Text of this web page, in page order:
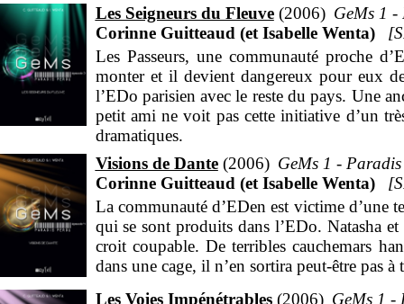
Les Seigneurs du Fleuve 2006
GeMs 1
Corinne Guitteaud (et Isabelle Wenta)
Les Passeurs, une communauté proche
monter et il devient dangereux pour eux
l’EDo parisien avec le reste du pays. Une
petit ami ne voit pas cette initiative d’un
dramatiques.
Visions de Dante 2006
GeMs 1 -
Corinne Guitteaud (et Isabelle Wenta)
La communauté d’EDen est victime d’une
qui se sont produits dans l’EDo. Natasha
croit coupable. De terribles cauchemars
dans une cage, il n’en sortira peut-être pas
Les Voies Impénétrables 2006
GeMs 1 -